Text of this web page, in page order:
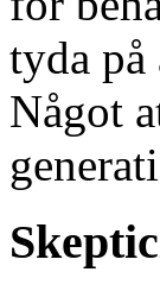
tyda på
Något